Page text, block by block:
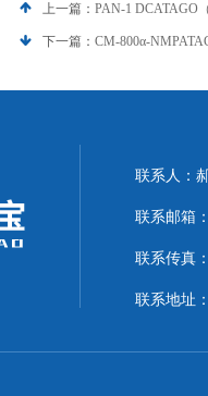
上一篇： PAN-1 DCATAGO
下一篇： CM-800α-
联系人：
联系邮箱
联系传真
联系地址